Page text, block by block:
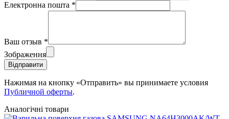
Електронна пошта *
Ваш отзыв *
Зображення
Відправити
Нажимая на кнопку «Отправить» вы принимаете условия
Публичной оферты.
Аналогічні товари